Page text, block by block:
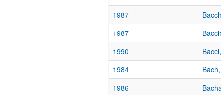
1987
1987
1990
1984
1986